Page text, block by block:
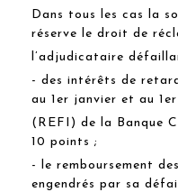
Dans tous les cas la
réserve le droit de
l’adjudicataire
- des intérêts de
au 1er janvier et au
(REFI) de la Banque
10 points ;
- le remboursement
engendrés par sa